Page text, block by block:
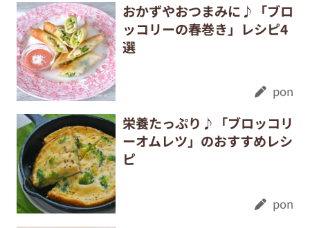
おかずやおつまみに♪「ブロ
ッコリーの春巻き」レシピ4
選
pon
栄養たっぷり♪「ブロッコリ
ーオムレツ」のおすすめレシ
ピ
pon